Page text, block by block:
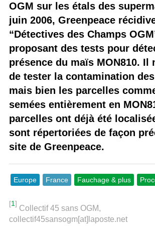
OGM sur les étals des
juin 2006, Greenpeace
“Détectives des Champs
proposant des tests pour
présence du maïs MON810. Il
de tester la contamination
mais bien les parcelles
semées entièrement en
parcelles ont déjà été
sont répertoriées de façon
site de Greenpeace.
Europe France Fauchage & plus
[1]
Collectif 45 sans OGM,
collectif45sansogm[at]laposte.net